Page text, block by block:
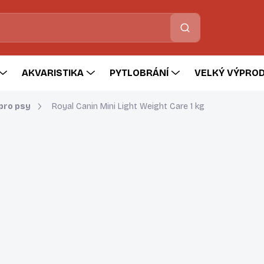
Hledat
AKVARISTIKA PYTLOBRÁNÍ VELKÝ
psy Royal Canin Mini Light Weight Care 1 kg